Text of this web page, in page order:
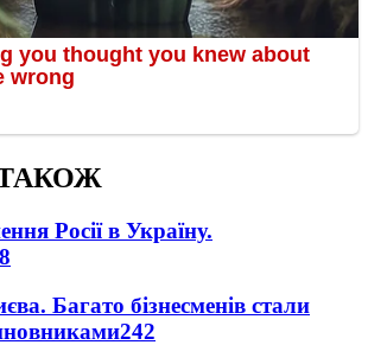
Росії в Україну.
Багато бізнесменів стали
242